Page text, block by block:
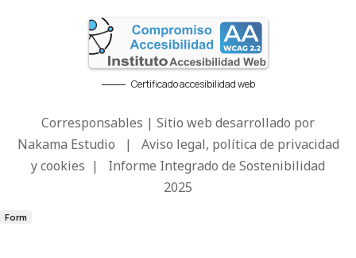
Certificado accesibilidad web
Corresponsables | Sitio web desarrollado por
Nakama Estudio | Aviso legal, política de privacidad
y cookies | Informe Integrado de Sostenibilidad
2025
Form